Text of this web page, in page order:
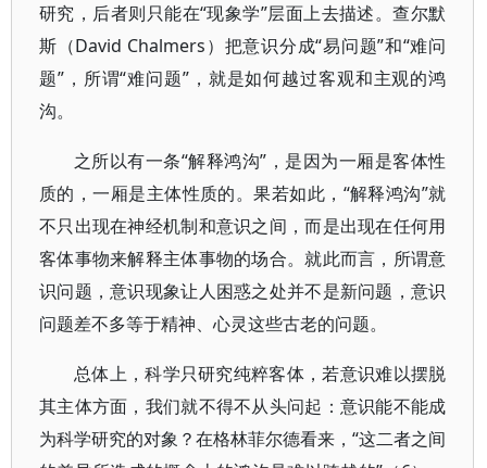
研究，后者则只能在“现象学”层面上去描述。查尔默
斯（David Chalmers）把意识分成“易问题”和“难问
题”，所谓“难问题”，就是如何越过客观和主观的鸿
沟。
之所以有一条“解释鸿沟”，是因为一厢是客体性
质的，一厢是主体性质的。果若如此，“解释鸿沟”就
不只出现在神经机制和意识之间，而是出现在任何用
客体事物来解释主体事物的场合。就此而言，所谓意
识问题，意识现象让人困惑之处并不是新问题，意识
问题差不多等于精神、心灵这些古老的问题。
总体上，科学只研究纯粹客体，若意识难以摆脱
其主体方面，我们就不得不从头问起：意识能不能成
为科学研究的对象？在格林菲尔德看来，“这二者之间